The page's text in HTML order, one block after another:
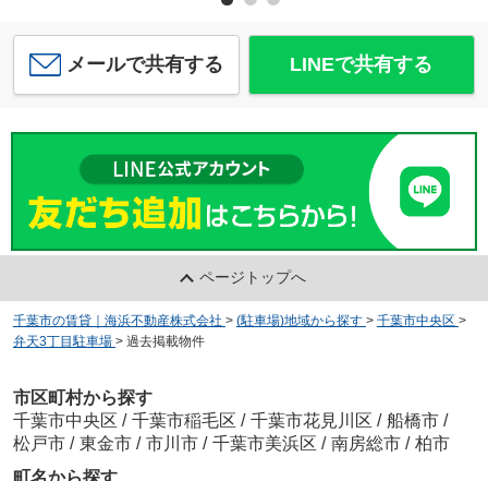
メールで共有する LINEで共有する
ページトップへ
千葉市の賃貸｜海浜不動産株式会社 > (駐車場)地域から探す > 千葉市中央区 >
弁天3丁目駐車場 > 過去掲載物件
市区町村から探す
千葉市中央区 / 千葉市稲毛区 / 千葉市花見川区 / 船橋市 /
松戸市 / 東金市 / 市川市 / 千葉市美浜区 / 南房総市 / 柏市
町名から探す